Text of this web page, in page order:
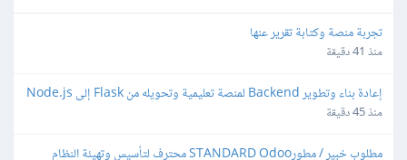
تجربة منصة وكتابة تقرير عنها
منذ 41 دقيقة
إعادة بناء وتطوير Backend لمنصة تعليمية وتحويله من Flask إلى Node.js
منذ 45 دقيقة